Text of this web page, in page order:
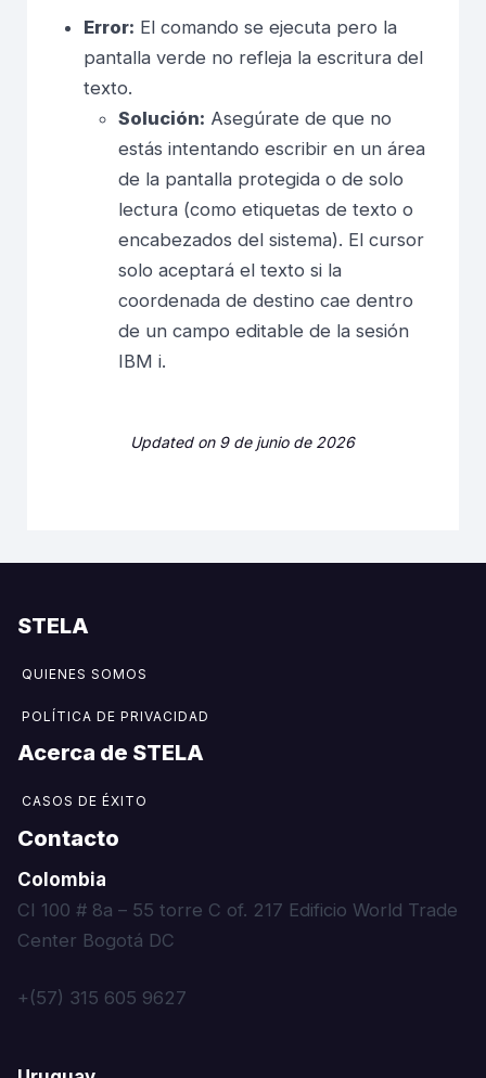
Error: El comando se ejecuta pero la
pantalla verde no refleja la escritura del
texto.
Solución: Asegúrate de que no
estás intentando escribir en un área
de la pantalla protegida o de solo
lectura (como etiquetas de texto o
encabezados del sistema). El cursor
solo aceptará el texto si la
coordenada de destino cae dentro
de un campo editable de la sesión
IBM i.
Updated on 9 de junio de 2026
STELA
QUIENES SOMOS
POLÍTICA DE PRIVACIDAD
Acerca de STELA​
CASOS DE ÉXITO
Contacto
Colombia
CI 100 # 8a – 55 torre C of. 217 Edificio World Trade
Center Bogotá DC
+(57) 315 605 9627